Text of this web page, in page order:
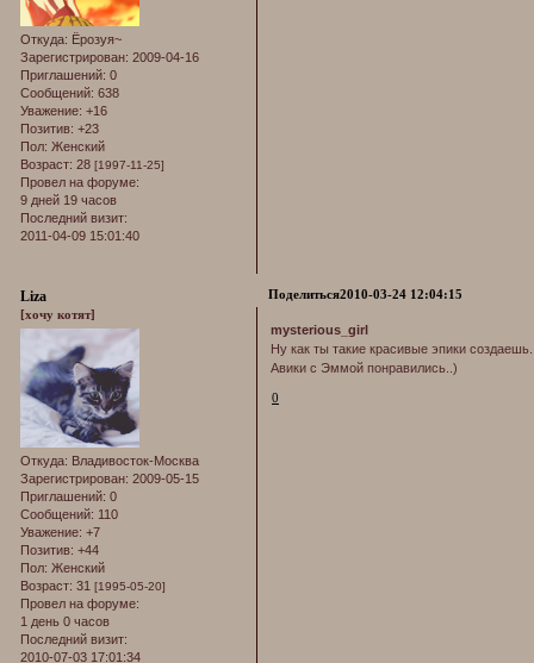
Откуда: Ёрозуя~
Зарегистрирован: 2009-04-16
Приглашений: 0
Сообщений: 638
Уважение: +16
Позитив: +23
Пол: Женский
Возраст: 28 [1997-11-25]
Провел на форуме:
9 дней 19 часов
Последний визит:
2011-04-09 15:01:40
Поделиться2010-03-24 12:04:15
Liza
[хочу котят]
Откуда: Владивосток-Москва
Зарегистрирован: 2009-05-15
Приглашений: 0
Сообщений: 110
Уважение: +7
Позитив: +44
Пол: Женский
Возраст: 31 [1995-05-20]
Провел на форуме:
1 день 0 часов
Последний визит:
2010-07-03 17:01:34
mysterious_girl
Ну как ты такие красивые эпики
Авики с Эммой понравились..)
0